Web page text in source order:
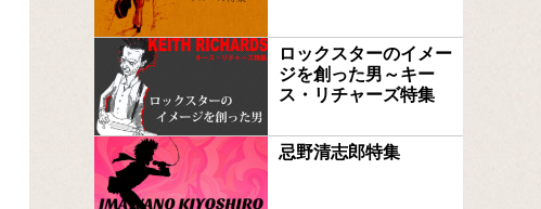
ロックスターのイメー
ジを創った男～キー
ス・リチャーズ特集
忌野清志郎特集